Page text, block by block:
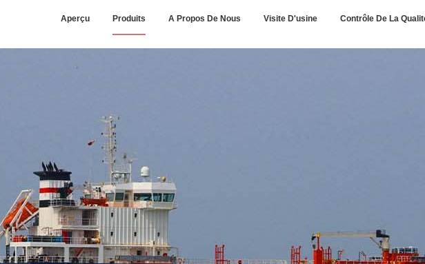
Aperçu Produits A Propos De Nous Visite D'usine Contrôle De La